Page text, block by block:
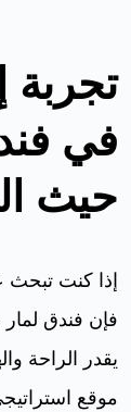
تجربة
في
حيث
إذا كنت
فإن فندق لمار
يقدر الراحة
موقع